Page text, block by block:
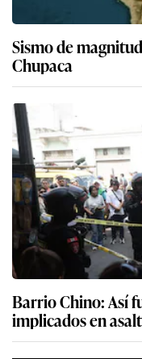
Sismo de
Chupaca
Barrio Chino: Así
implicados en